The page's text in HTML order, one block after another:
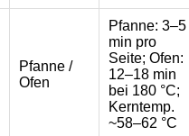
Pfanne /
Ofen
Pfanne: 3–5
min pro
Seite; Ofen:
12–18 min
bei 180 °C;
Kerntemp.
~58–62 °C